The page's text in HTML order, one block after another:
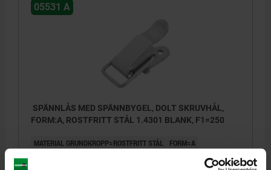
05531 A
SPÄNNLÅS MED SPÄNNBYGEL, DOLT SKRUVHÅL,
FORM:A, ROSTFRITT STÅL 1.4301 BLANK, F1=250
MATERIAL GRUNDKROPP=ROSTFRITT STÅL
FORM=A